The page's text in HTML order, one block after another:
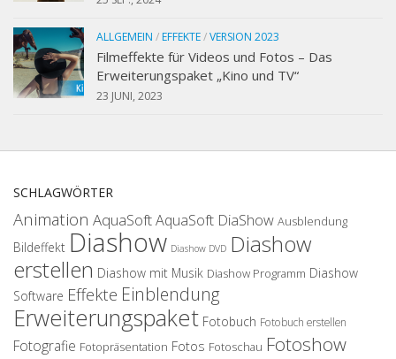
ALLGEMEIN / EFFEKTE/VERSION 2023
Filmeffekte für Videos und Fotos – Das
Erweiterungspaket „Kino und TV“
23 JUNI, 2023
SCHLAGWÖRTER
Animation AquaSoftAquaSoft DiaShow Ausblendung
Bildeffekt Diashow Diashow DVD Diashow
erstellen Diashow mit Musik Diashow Programm Diashow
Software Effekte Einblendung
Erweiterungspaket Fotobuch Fotobuch erstellen
Fotografie Fotopräsentation Fotos Fotoschau Fotoshow